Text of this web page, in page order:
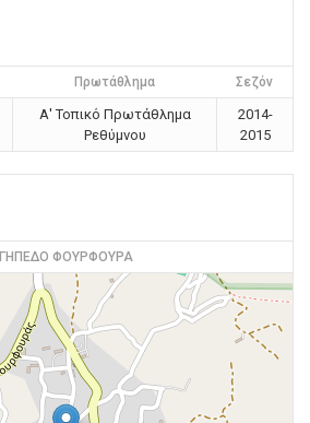
Πρωτάθλημα Σεζόν
Α' Τοπικό Πρωτάθλημα
Ρεθύμνου
2014-
2015
ΓΗΠΕΔΟ ΦΟΥΡΦΟΥΡΑ